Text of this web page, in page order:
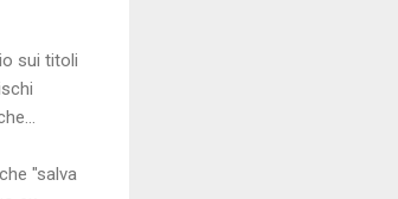
sui titoli
"salva